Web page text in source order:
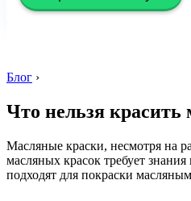
Блог ›
Что нельзя красить
Масляные краски, несмотря на
масляных красок требует
подходят для покраски